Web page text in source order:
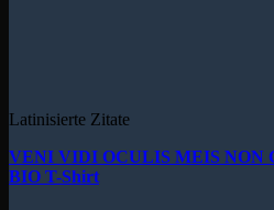
Latinisierte Zitate
VENI VIDI OCULIS MEIS NON
BIO T-Shirt